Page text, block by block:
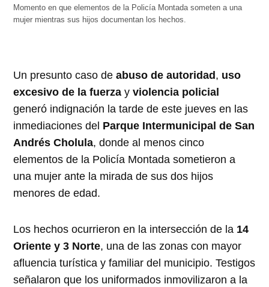
Momento en que elementos de la Policía Montada someten a una
mujer mientras sus hijos documentan los hechos.
Un presunto caso deabuso de autoridad , uso
excesivo de la fuerza yviolencia policial
generó indignación la tarde de este jueves en las
inmediaciones del Parque Intermunicipal de San
Andrés Cholula, donde al menos cinco
elementos de la Policía Montada sometieron a
una mujer ante la mirada de sus dos hijos
menores de edad.
Los hechos ocurrieron en la intersección de la 14
Oriente y 3 Norte, una de las zonas con mayor
afluencia turística y familiar del municipio. Testigos
señalaron que los uniformados inmovilizaron a la